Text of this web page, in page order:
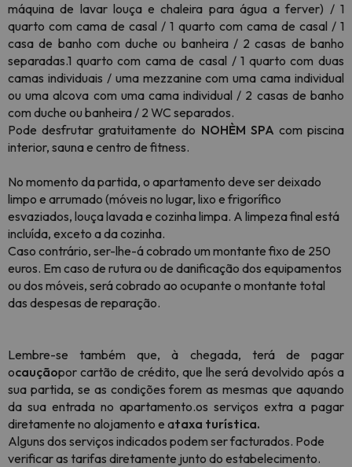
máquina de lavar louça e chaleira para água a ferver) / 1
quarto com cama de casal / 1 quarto com cama de casal / 1
casa de banho com duche ou banheira / 2 casas de banho
separadas.1 quarto com cama de casal / 1 quarto com duas
camas individuais / uma mezzanine com uma cama individual
ou uma alcova com uma cama individual / 2 casas de banho
com duche ou banheira / 2 WC separados.
Pode desfrutar gratuitamente do NOHÈM SPA com piscina
interior, sauna e centro de fitness.
No momento da partida, o apartamento deve ser deixado
limpo e arrumado (móveis no lugar, lixo e frigorífico
esvaziados, louça lavada e cozinha limpa. A limpeza final está
incluída, exceto a da cozinha.
Caso contrário, ser-lhe-á cobrado um montante fixo de 250
euros. Em caso de rutura ou de danificação dos equipamentos
ou dos móveis, será cobrado ao ocupante o montante total
das despesas de reparação.
Lembre-se também que, à chegada, terá de pagar
ocauçãopor cartão de crédito, que lhe será devolvido após a
sua partida, se as condições forem as mesmas que aquando
da sua entrada no apartamento.os serviços extra a pagar
diretamente no alojamento e ataxa turística.
Alguns dos serviços indicados podem ser facturados. Pode
verificar as tarifas diretamente junto do estabelecimento.